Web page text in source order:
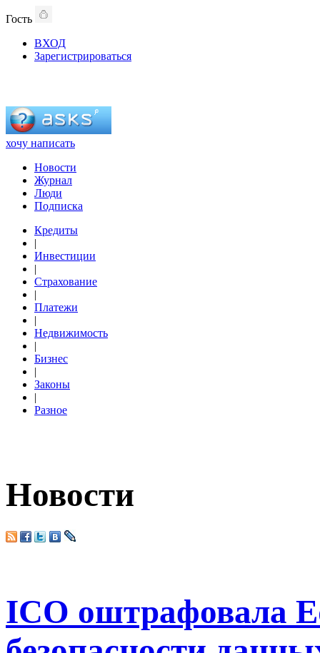
Гость
ВХОД
Зарегистрироваться
хочу написать
Новости
Журнал
Люди
Подписка
Кредиты
|
Инвестиции
|
Страхование
|
Платежи
|
Недвижимость
|
Бизнес
|
Законы
|
Разное
Новости
ICO оштрафовала